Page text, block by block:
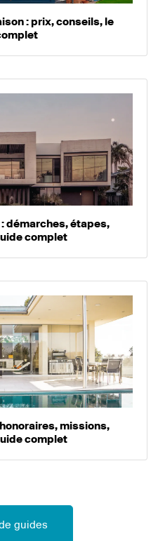
: prix, conseils, le
démarches, étapes,
complet
missions,
complet
guides